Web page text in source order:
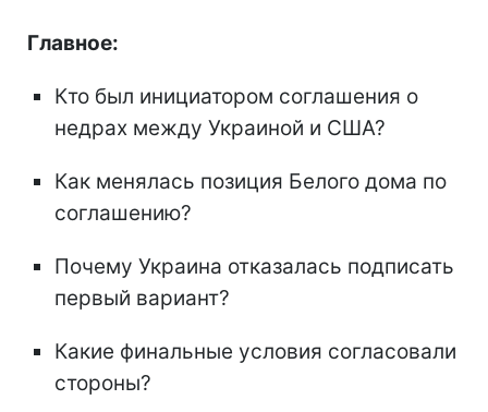
Главное:
Кто был инициатором соглашения о
недрах между Украиной и США?
Как менялась позиция Белого дома по
соглашению?
Почему Украина отказалась подписать
первый вариант?
Какие финальные условия согласовали
стороны?